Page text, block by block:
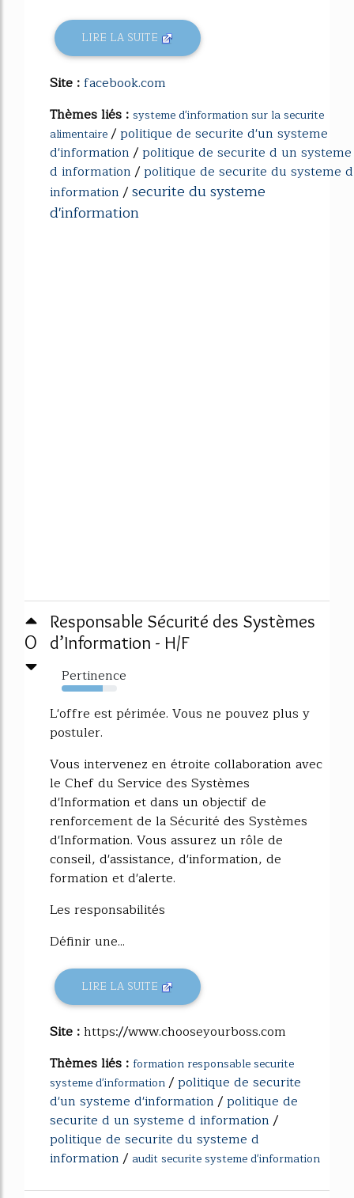
LIRE LA SUITE
Site :facebook.com
Thèmes liés : systeme d'information sur la securite
alimentaire/politique de securite d'un systeme
d'information/politique de securite d un systeme
d information/politique de securite du systeme d
information/securite du systeme
d'information
0
Responsable Sécurité des Systèmes
d’Information - H/F
Pertinence
74%
L'offre est périmée. Vous ne pouvez plus y
postuler.
Vous intervenez en étroite collaboration avec
le Chef du Service des Systèmes
d'Information et dans un objectif de
renforcement de la Sécurité des Systèmes
d'Information. Vous assurez un rôle de
conseil, d'assistance, d'information, de
formation et d'alerte.
Les responsabilités
Définir une...
LIRE LA SUITE
Site :https://www.chooseyourboss.com
Thèmes liés : formation responsable securite
systeme d'information/politique de securite
d'un systeme d'information/politique de
securite d un systeme d information/
politique de securite du systeme d
information/ audit securite systeme d'information